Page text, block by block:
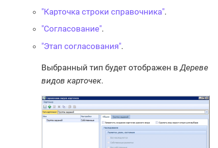
"Карточка строки справочника".
"Согласование".
"Этап согласования".
Выбранный тип будет отображен в Дереве
видов карточек.